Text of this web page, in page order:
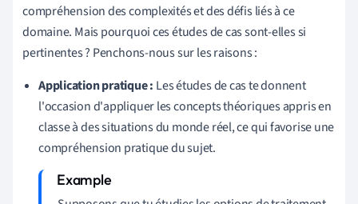
compréhension des complexités et des défis liés à ce
domaine. Mais pourquoi ces études de cas sont-elles si
pertinentes ? Penchons-nous sur les raisons :
Application pratique : Les études de cas te donnent
l'occasion d'appliquer les concepts théoriques appris en
classe à des situations du monde réel, ce qui favorise une
compréhension pratique du sujet.